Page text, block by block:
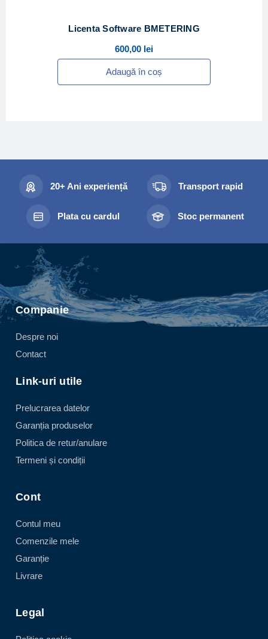
Licenta Software BMETERING
600,00 lei
Adaugă în coș
20+ Ani experiență Transport rapid
Plata cu cardul Stoc permanent
Companie
Despre noi
Contact
Link-uri utile
Prelucrarea datelor
Garanția produselor
Politica de retur/anulare
Termeni și condiții
Cont
Contul meu
Comenzile mele
Garanție
Livrare
Legal